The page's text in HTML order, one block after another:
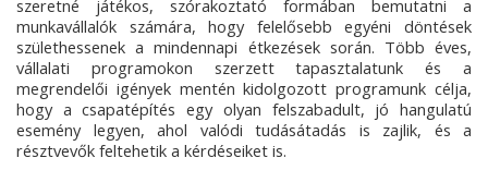
szeretné játékos, szórakoztató formában bemutatni a
munkavállalók számára, hogy felelősebb egyéni döntések
születhessenek a mindennapi étkezések során. Több éves,
vállalati programokon szerzett tapasztalatunk és a
megrendelői igények mentén kidolgozott programunk célja,
hogy a csapatépítés egy olyan felszabadult, jó hangulatú
esemény legyen, ahol valódi tudásátadás is zajlik, és a
résztvevők feltehetik a kérdéseiket is.